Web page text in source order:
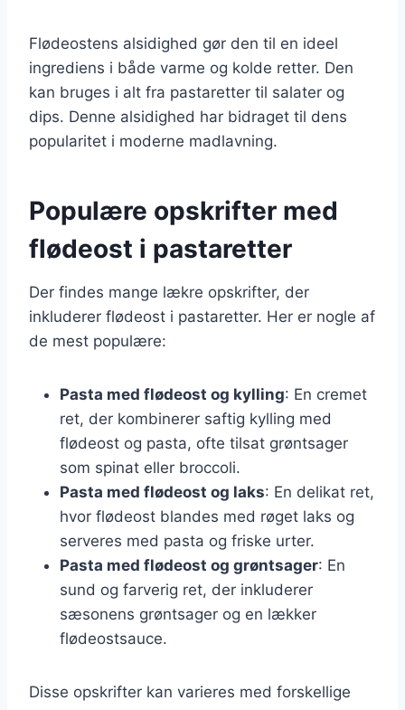
Flødeostens alsidighed gør den til en ideel
ingrediens i både varme og kolde retter. Den
kan bruges i alt fra pastaretter til salater og
dips. Denne alsidighed har bidraget til dens
popularitet i moderne madlavning.
Populære opskrifter med
flødeost i pastaretter
Der findes mange lækre opskrifter, der
inkluderer flødeost i pastaretter. Her er nogle af
de mest populære:
Pasta med flødeost og kylling: En cremet
ret, der kombinerer saftig kylling med
flødeost og pasta, ofte tilsat grøntsager
som spinat eller broccoli.
Pasta med flødeost og laks: En delikat ret,
hvor flødeost blandes med røget laks og
serveres med pasta og friske urter.
Pasta med flødeost og grøntsager: En
sund og farverig ret, der inkluderer
sæsonens grøntsager og en lækker
flødeostsauce.
Disse opskrifter kan varieres med forskellige